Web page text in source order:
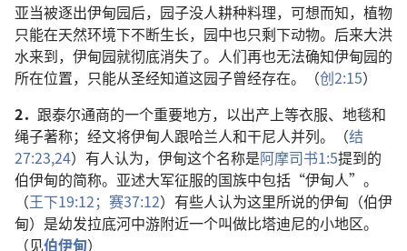
亚当被逐出伊甸园后，园子没人耕种料理，可想而知，植物
只能在天然环境下不断生长，园中也只剩下动物。后来大洪
水来到，伊甸园就彻底消失了。人们再也无法确知伊甸园的
所在位置，只能从圣经知道这园子曾经存在。（创2:15）
2． 跟泰尔通商的一个重要地方，以出产上等衣服、地毯和
绳子著称；经文将伊甸人跟哈兰人和干尼人并列。（结
27:23,24）有人认为，伊甸这个名称是阿摩司书1:5提到的
伯伊甸的简称。亚述大军征服的国族中包括“伊甸人”。
（王下19:12； 赛37:12）有些人认为这里所说的伊甸（伯伊
甸）是幼发拉底河中游附近一个叫做比塔迪尼的小地区。
（见伯伊甸）